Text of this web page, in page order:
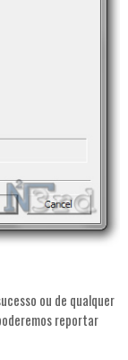
ou de qualquer
reportar